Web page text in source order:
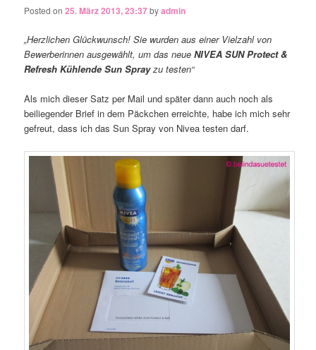
Posted on25. März 2013, 23:37byadmin
„Herzlichen Glückwunsch! Sie wurden aus einer Vielzahl von
Bewerberinnen ausgewählt, um das neueNIVEA SUN Protect &
Refresh Kühlende Sun Sprayzu testen“
Als mich dieser Satz per Mail und später dann auch noch als
beiliegender Brief in dem Päckchen erreichte, habe ich mich sehr
gefreut, dass ich das Sun Spray von Nivea testen darf.